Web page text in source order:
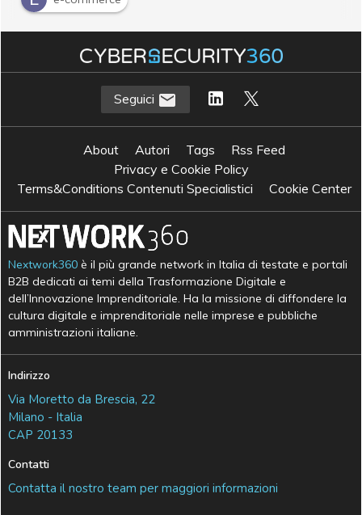
Seguici
About Autori Tags
Rss Feed
Privacy e Cookie Policy
Terms&Conditions Contenuti Specialistici
Cookie Center
Nextwork360 è il più grande network in Italia di testate e portali
B2B dedicati ai temi della Trasformazione Digitale e
dell’Innovazione Imprenditoriale. Ha la missione di diffondere la
cultura digitale e imprenditoriale nelle imprese e pubbliche
amministrazioni italiane.
Indirizzo
Via Moretto da Brescia, 22
Milano - Italia
CAP 20133
Contatti
Contatta il nostro team per maggiori informazioni